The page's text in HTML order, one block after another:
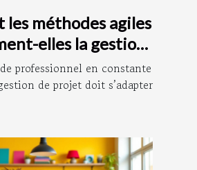
les méthodes agiles
elles la gestion
professionnel en constante
de projet doit s’adapter